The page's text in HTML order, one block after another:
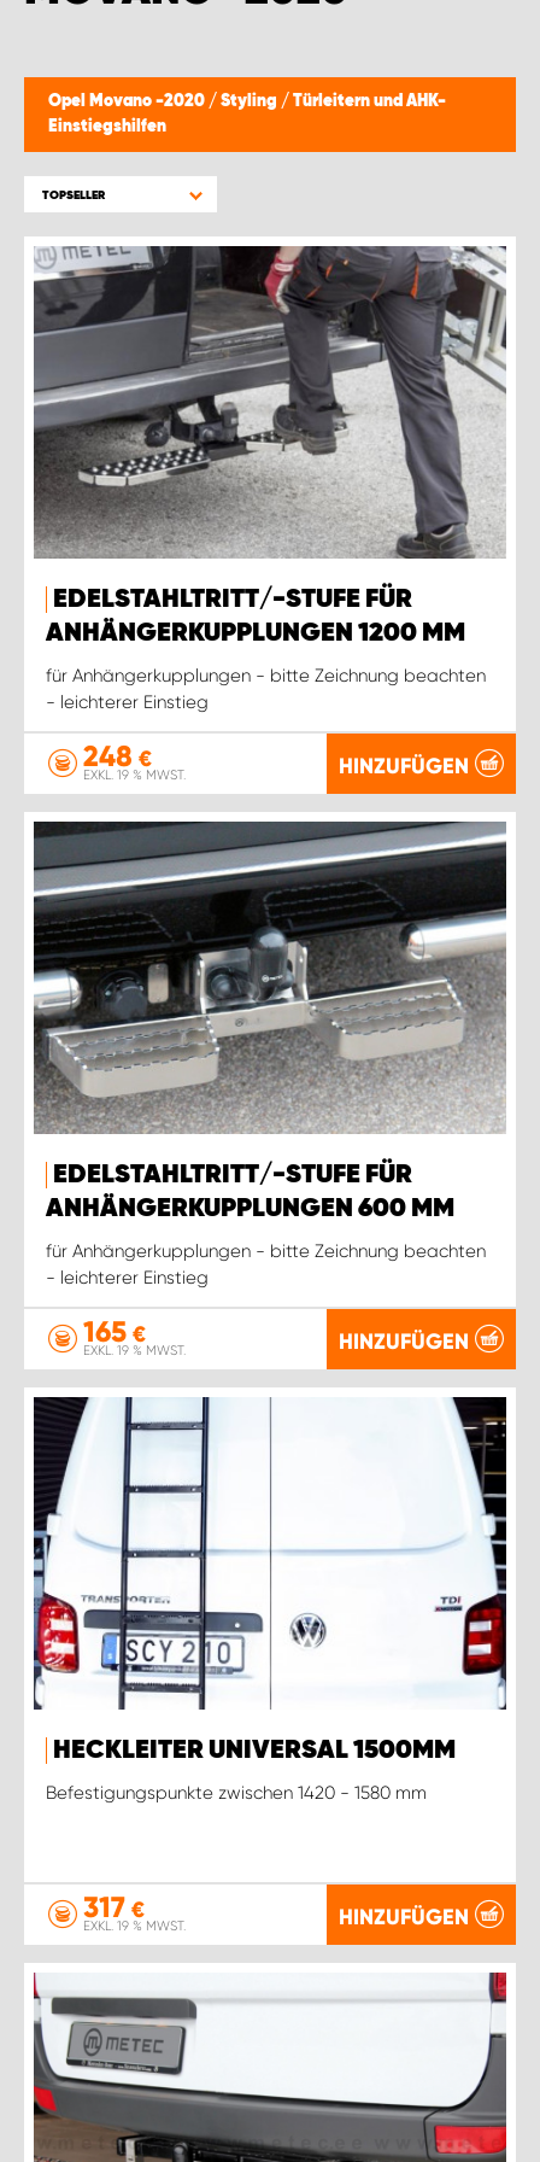
Opel Movano -2020 / Styling / Türleitern und AHK-
Einstiegshilfen
TOPSELLER
EDELSTAHLTRITT/-STUFE FÜR
ANHÄNGERKUPPLUNGEN 1200 MM
für Anhängerkupplungen - bitte Zeichnung beachten
- leichterer Einstieg
248 €
EXKL. 19 % MWST. HINZUFÜGEN
EDELSTAHLTRITT/-STUFE FÜR
ANHÄNGERKUPPLUNGEN 600 MM
für Anhängerkupplungen - bitte Zeichnung beachten
- leichterer Einstieg
165 €
EXKL. 19 % MWST. HINZUFÜGEN
HECKLEITER UNIVERSAL 1500MM
Befestigungspunkte zwischen 1420 - 1580 mm
317 €
EXKL. 19 % MWST. HINZUFÜGEN
WORK SYSTEM GERA
WORK SYSTEM HAMBURG
WORK SYSTEM LUDWIGSHAFEN
WORK SYSTEM MAGDEBURG
WORK SYSTEM MÜNCHEN
WORK SYSTEM OSNABRÜCK
WORK SYSTEM RHEINLAND
WORK SYSTEM ROSTOCK
WORK SYSTEM STUTTGART